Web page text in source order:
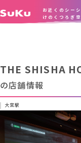
お近くのシー
けのくつろぎ
THE SHISHA
の店舗情報
大宮駅